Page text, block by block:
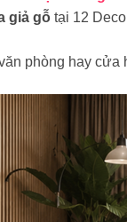
giả gỗ tại 12
phòng hay